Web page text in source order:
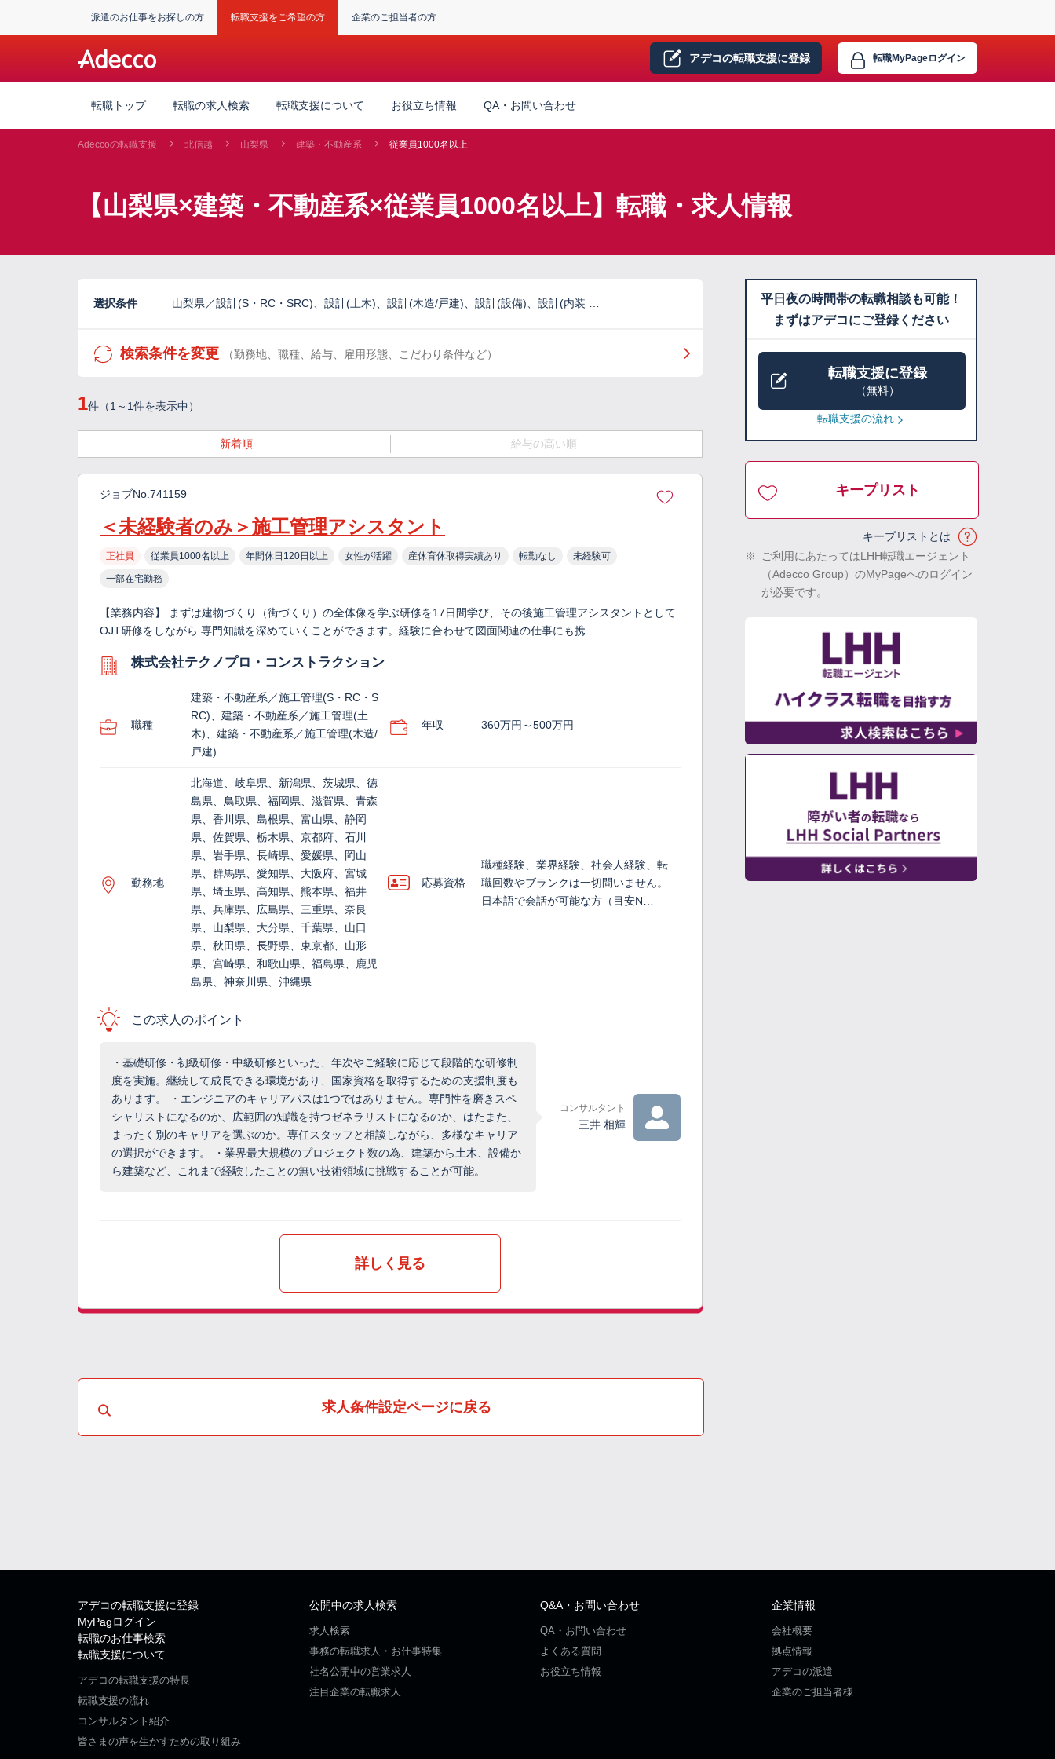
派遣のお仕事をお探しの方 転職支援をご希望の方 企業のご担当者の方
アデコの転職支援に登録 転職MyPageログイン
転職トップ 転職の求人検索 転職支援について お役立ち情報 QA・お問い合わせ
Adeccoの転職支援 北信越 山梨県 建築・不動産系 従業員1000名以上
【山梨県×建築・不動産系×従業員1000名以上】転職・求人情報
選択条件 山梨県／設計(S・RC・SRC)、設計(土木)、設計(木造/戸建)、設計(設備)、設計(内装 …
検索条件を変更 （勤務地、職種、給与、雇用形態、こだわり条件など）
1件（1～1件を表示中）
新着順 給与の高い順
ジョブNo.741159
＜未経験者のみ＞施工管理アシスタント
正社員 従業員1000名以上 年間休日120日以上 女性が活躍 産休育休取得実績あり 転勤なし 未経験可
一部在宅勤務
【業務内容】 まずは建物づくり（街づくり）の全体像を学ぶ研修を17日間学び、その後施工管理アシスタントとして
OJT研修をしながら 専門知識を深めていくことができます。経験に合わせて図面関連の仕事にも携…
株式会社テクノプロ・コンストラクション
職種
建築・不動産系／施工管理(S・RC・S
RC)、建築・不動産系／施工管理(土
木)、建築・不動産系／施工管理(木造/
戸建)
年収 360万円～500万円
勤務地
北海道、岐阜県、新潟県、茨城県、徳
島県、鳥取県、福岡県、滋賀県、青森
県、香川県、島根県、富山県、静岡
県、佐賀県、栃木県、京都府、石川
県、岩手県、長崎県、愛媛県、岡山
県、群馬県、愛知県、大阪府、宮城
県、埼玉県、高知県、熊本県、福井
県、兵庫県、広島県、三重県、奈良
県、山梨県、大分県、千葉県、山口
県、秋田県、長野県、東京都、山形
県、宮崎県、和歌山県、福島県、鹿児
島県、神奈川県、沖縄県
応募資格
職種経験、業界経験、社会人経験、転
職回数やブランクは一切問いません。
日本語で会話が可能な方（目安N…
この求人のポイント
・基礎研修・初級研修・中級研修といった、年次やご経験に応じて段階的な研修制
度を実施。継続して成長できる環境があり、国家資格を取得するための支援制度も
あります。 ・エンジニアのキャリアパスは1つではありません。専門性を磨きスペ
シャリストになるのか、広範囲の知識を持つゼネラリストになるのか、はたまた、
まったく別のキャリアを選ぶのか。専任スタッフと相談しながら、多様なキャリア
の選択ができます。 ・業界最大規模のプロジェクト数の為、建築から土木、設備か
ら建築など、これまで経験したことの無い技術領域に挑戦することが可能。
コンサルタント
三井 相輝
詳しく見る
求人条件設定ページに戻る
平日夜の時間帯の転職相談も可能！
まずはアデコにご登録ください
転職支援に登録
（無料）
転職支援の流れ
キープリスト
キープリストとは
※
ご利用にあたってはLHH転職エージェント
（Adecco Group）のMyPageへのログイン
が必要です。
アデコの転職支援に登録
MyPagログイン
転職のお仕事検索
転職支援について
アデコの転職支援の特長
転職支援の流れ
コンサルタント紹介
皆さまの声を生かすための取り組み
公開中の求人検索
求人検索
事務の転職求人・お仕事特集
社名公開中の営業求人
注目企業の転職求人
Q&A・お問い合わせ
QA・お問い合わせ
よくある質問
お役立ち情報
企業情報
会社概要
拠点情報
アデコの派遣
企業のご担当者様